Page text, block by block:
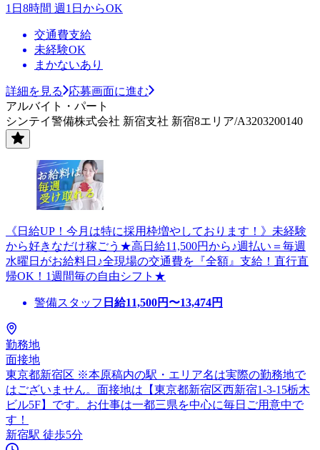
1日8時間 週1日からOK
交通費支給
未経験OK
まかないあり
詳細を見る
応募画面に進む
アルバイト・パート
シンテイ警備株式会社 新宿支社 新宿8エリア/A3203200140
《日給UP！今月は特に採用枠増やしております！》未経験
から好きなだけ稼ごう★高日給11,500円から♪週払い＝毎週
水曜日がお給料日♪全現場の交通費を『全額』支給！直行直
帰OK！1週間毎の自由シフト★
警備スタッフ 日給11,500円〜13,474円
勤務地
面接地
東京都新宿区 ※本原稿内の駅・エリア名は実際の勤務地で
はございません。面接地は【東京都新宿区西新宿1-3-15栃木
ビル5F】です。お仕事は一都三県を中心に毎日ご用意中で
す！
新宿駅 徒歩5分